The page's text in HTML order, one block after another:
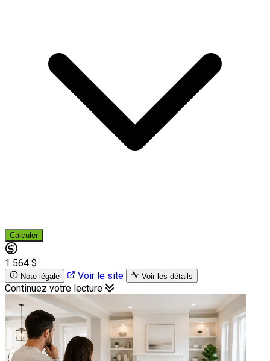
Calculer
1 564 $
Note légale Voir le site Voir les détails
Continuez votre lecture